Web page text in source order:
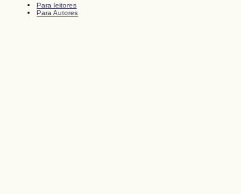
Para leitores
Para Autores